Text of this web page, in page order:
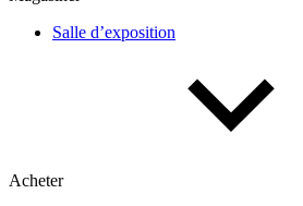
Salle d’exposition
Acheter